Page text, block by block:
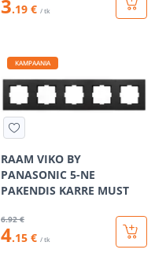
3.19 € / tk
KAMPAANIA
RAAM VIKO BY
PANASONIC 5-NE
PAKENDIS KARRE MUST
6.92 €
4.15 € / tk